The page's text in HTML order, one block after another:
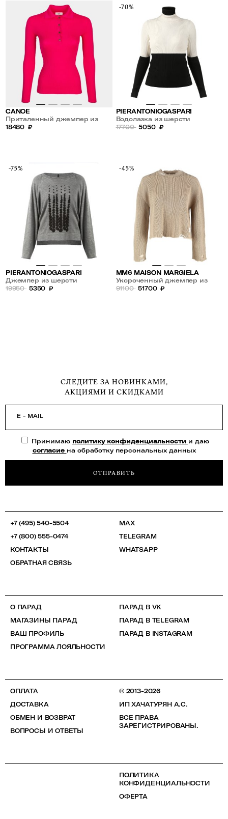
CANOE
Приталенный джемпер из
шерсти и шелка
18480 ₽
-70%
PIERANTONIOGASPARI
Водолазка из шерсти
17700 5050 ₽
-75%
PIERANTONIOGASPARI
Джемпер из шерсти
19950 5350 ₽
-45%
MM6 MAISON MARGIELA
Укороченный джемпер из
хлопка
91100 51700 ₽
СЛЕДИТЕ ЗА НОВИНКАМИ,
АКЦИЯМИ И СКИДКАМИ
E - MAIL
Принимаю политику конфиденциальности и даю
согласие на обработку персональных данных
ОТПРАВИТЬ
+7 (495) 540-5504
+7 (800) 555-0474
КОНТАКТЫ
ОБРАТНАЯ СВЯЗЬ
MAX
TELEGRAM
WHATSAPP
О ПАРАД
МАГАЗИНЫ ПАРАД
ВАШ ПРОФИЛЬ
ПРОГРАММА ЛОЯЛЬНОСТИ
ПАРАД В VK
ПАРАД В TELEGRAM
ПАРАД В INSTAGRAM
ОПЛАТА
ДОСТАВКА
ОБМЕН И ВОЗВРАТ
ВОПРОСЫ И ОТВЕТЫ
© 2013-2026
ИП ХАЧАТУРЯН А.С.
ВСЕ ПРАВА
ЗАРЕГИСТРИРОВАНЫ.
ПОЛИТИКА
КОНФИДЕНЦИАЛЬНОСТИ
ОФЕРТА